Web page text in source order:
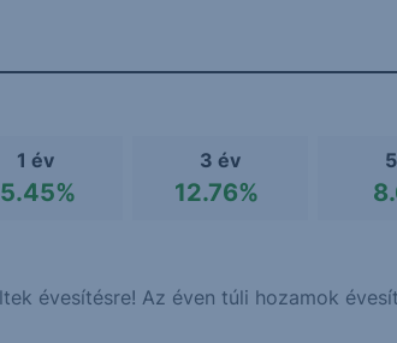
1 év 3 év
12.76%
évesítésre! Az éven túli hozamok